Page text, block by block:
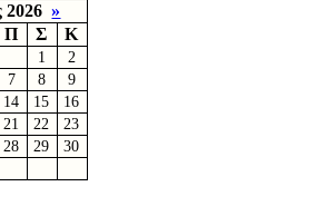
2026»
Π Σ Κ
1
2
7 8
9
14 15
16
21 22
23
28 29
30